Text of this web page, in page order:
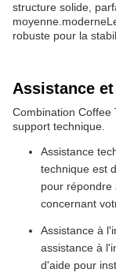
structure solide,
moyenne. moderne
robuste pour la
Assistance
Combination Coffee
support technique.
Assistance
technique est
pour répondre
concernant
Assistance à
assistance à
d'aide pour